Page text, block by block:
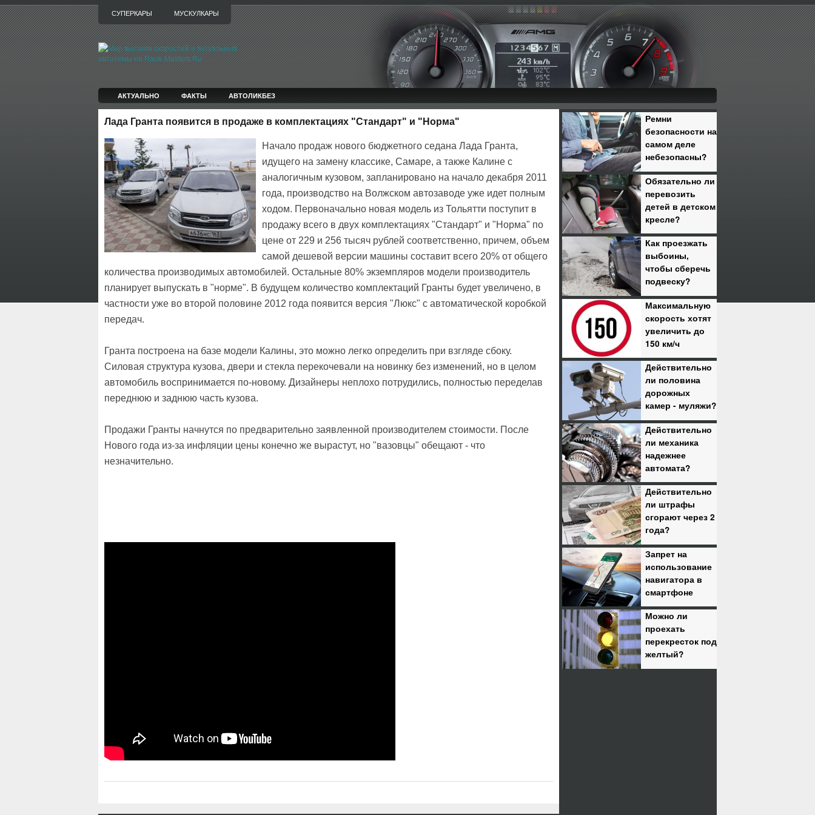
СУПЕРКАРЫ МУСКУЛКАРЫ
АКТУАЛЬНО ФАКТЫ АВТОЛИКБЕЗ
Лада Гранта появится в продаже в комплектациях "Стандарт" и "Норма"
Начало продаж нового бюджетного седана Лада Гранта,
идущего на замену классике, Самаре, а также Калине с
аналогичным кузовом, запланировано на начало декабря 2011
года, производство на Волжском автозаводе уже идет полным
ходом. Первоначально новая модель из Тольятти поступит в
продажу всего в двух комплектациях "Стандарт" и "Норма" по
цене от 229 и 256 тысяч рублей соответственно, причем, объем
самой дешевой версии машины составит всего 20% от общего
количества производимых автомобилей. Остальные 80% экземпляров модели производитель
планирует выпускать в "норме". В будущем количество комплектаций Гранты будет увеличено, в
частности уже во второй половине 2012 года появится версия "Люкс" с автоматической коробкой
передач.
Гранта построена на базе модели Калины, это можно легко определить при взгляде сбоку.
Силовая структура кузова, двери и стекла перекочевали на новинку без изменений, но в целом
автомобиль воспринимается по-новому. Дизайнеры неплохо потрудились, полностью переделав
переднюю и заднюю часть кузова.
Продажи Гранты начнутся по предварительно заявленной производителем стоимости. После
Нового года из-за инфляции цены конечно же вырастут, но "вазовцы" обещают - что
незначительно.
Ремни
безопасности на
самом деле
небезопасны?
Обязательно ли
перевозить
детей в детском
кресле?
Как проезжать
выбоины,
чтобы сберечь
подвеску?
Максимальную
скорость хотят
увеличить до
150 км/ч
Действительно
ли половина
дорожных
камер - муляжи?
Действительно
ли механика
надежнее
автомата?
Действительно
ли штрафы
сгорают через 2
года?
Запрет на
использование
навигатора в
смартфоне
Можно ли
проехать
перекресток под
желтый?